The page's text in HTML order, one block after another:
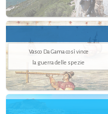
Vasco Da Gama così vince
la guerra delle spezie